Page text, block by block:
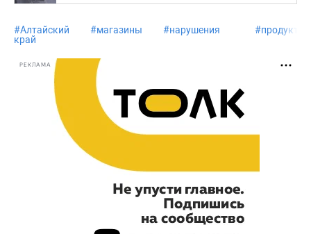
#Алтайский
край
#магазины #нарушения #продукты
РЕКЛАМА